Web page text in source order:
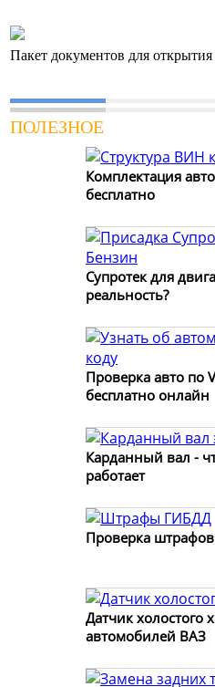
Пакет документов для
ПОЛЕЗНОЕ
Комплектация
бесплатно
Супротек для
реальность?
Проверка авто по
бесплатно онлайн
Карданный вал -
работает
Проверка
Датчик холостого
автомобилей ВАЗ